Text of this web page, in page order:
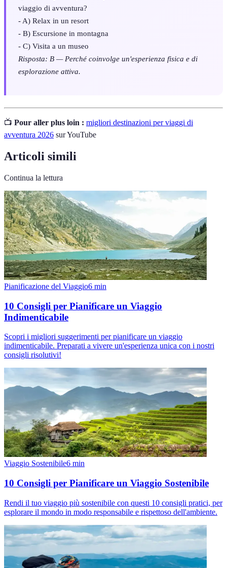
viaggio di avventura?
- A) Relax in un resort
- B) Escursione in montagna
- C) Visita a un museo
Risposta: B — Perché coinvolge un'esperienza fisica e di
esplorazione attiva.
📺 Pour aller plus loin : migliori destinazioni per viaggi di
avventura 2026 sur YouTube
Articoli simili
Continua la lettura
Pianificazione del Viaggio6 min
10 Consigli per Pianificare un Viaggio
Indimenticabile
Scopri i migliori suggerimenti per pianificare un viaggio
indimenticabile. Preparati a vivere un'esperienza unica con i nostri
consigli risolutivi!
Viaggio Sostenibile6 min
10 Consigli per Pianificare un Viaggio Sostenibile
Rendi il tuo viaggio più sostenibile con questi 10 consigli pratici, per
esplorare il mondo in modo responsabile e rispettoso dell'ambiente.